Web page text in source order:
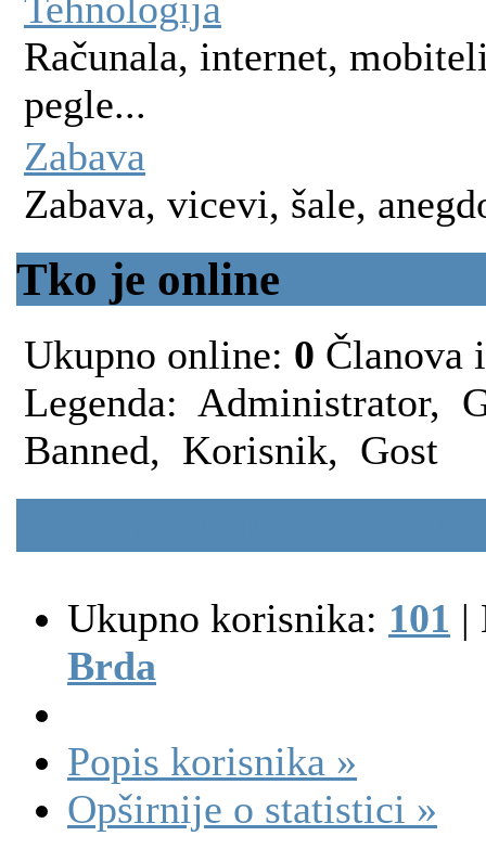
Računala, internet,
pegle...
Zabava
Zabava, vicevi, šale,
Tko je online
Ukupno online: 0 Članova i
Legenda: Administrator,
Banned, Korisnik, Gost
Ukupno korisnika: 101 |
Brda
Popis korisnika »
Opširnije o statistici »